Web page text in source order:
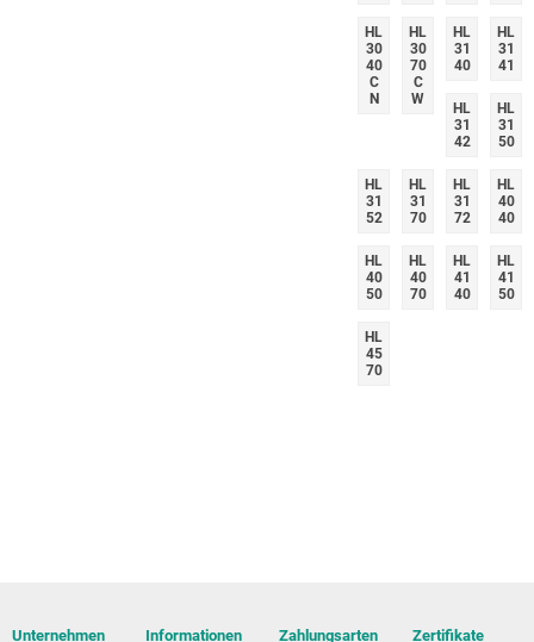
HL
30
40
C
N
HL
30
70
C
W
HL
31
40
HL
31
41
HL
31
42
HL
31
50
HL
31
52
HL
31
70
HL
31
72
HL
40
40
HL
40
50
HL
40
70
HL
41
40
HL
41
50
HL
45
70
Unternehmen Informationen Zahlungsarten Zertifikate